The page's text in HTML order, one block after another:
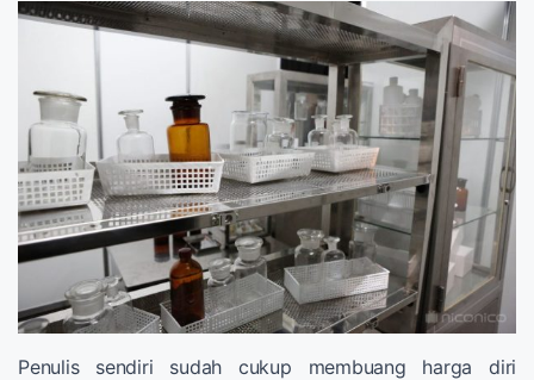
Penulis sendiri sudah cukup membuang harga diri